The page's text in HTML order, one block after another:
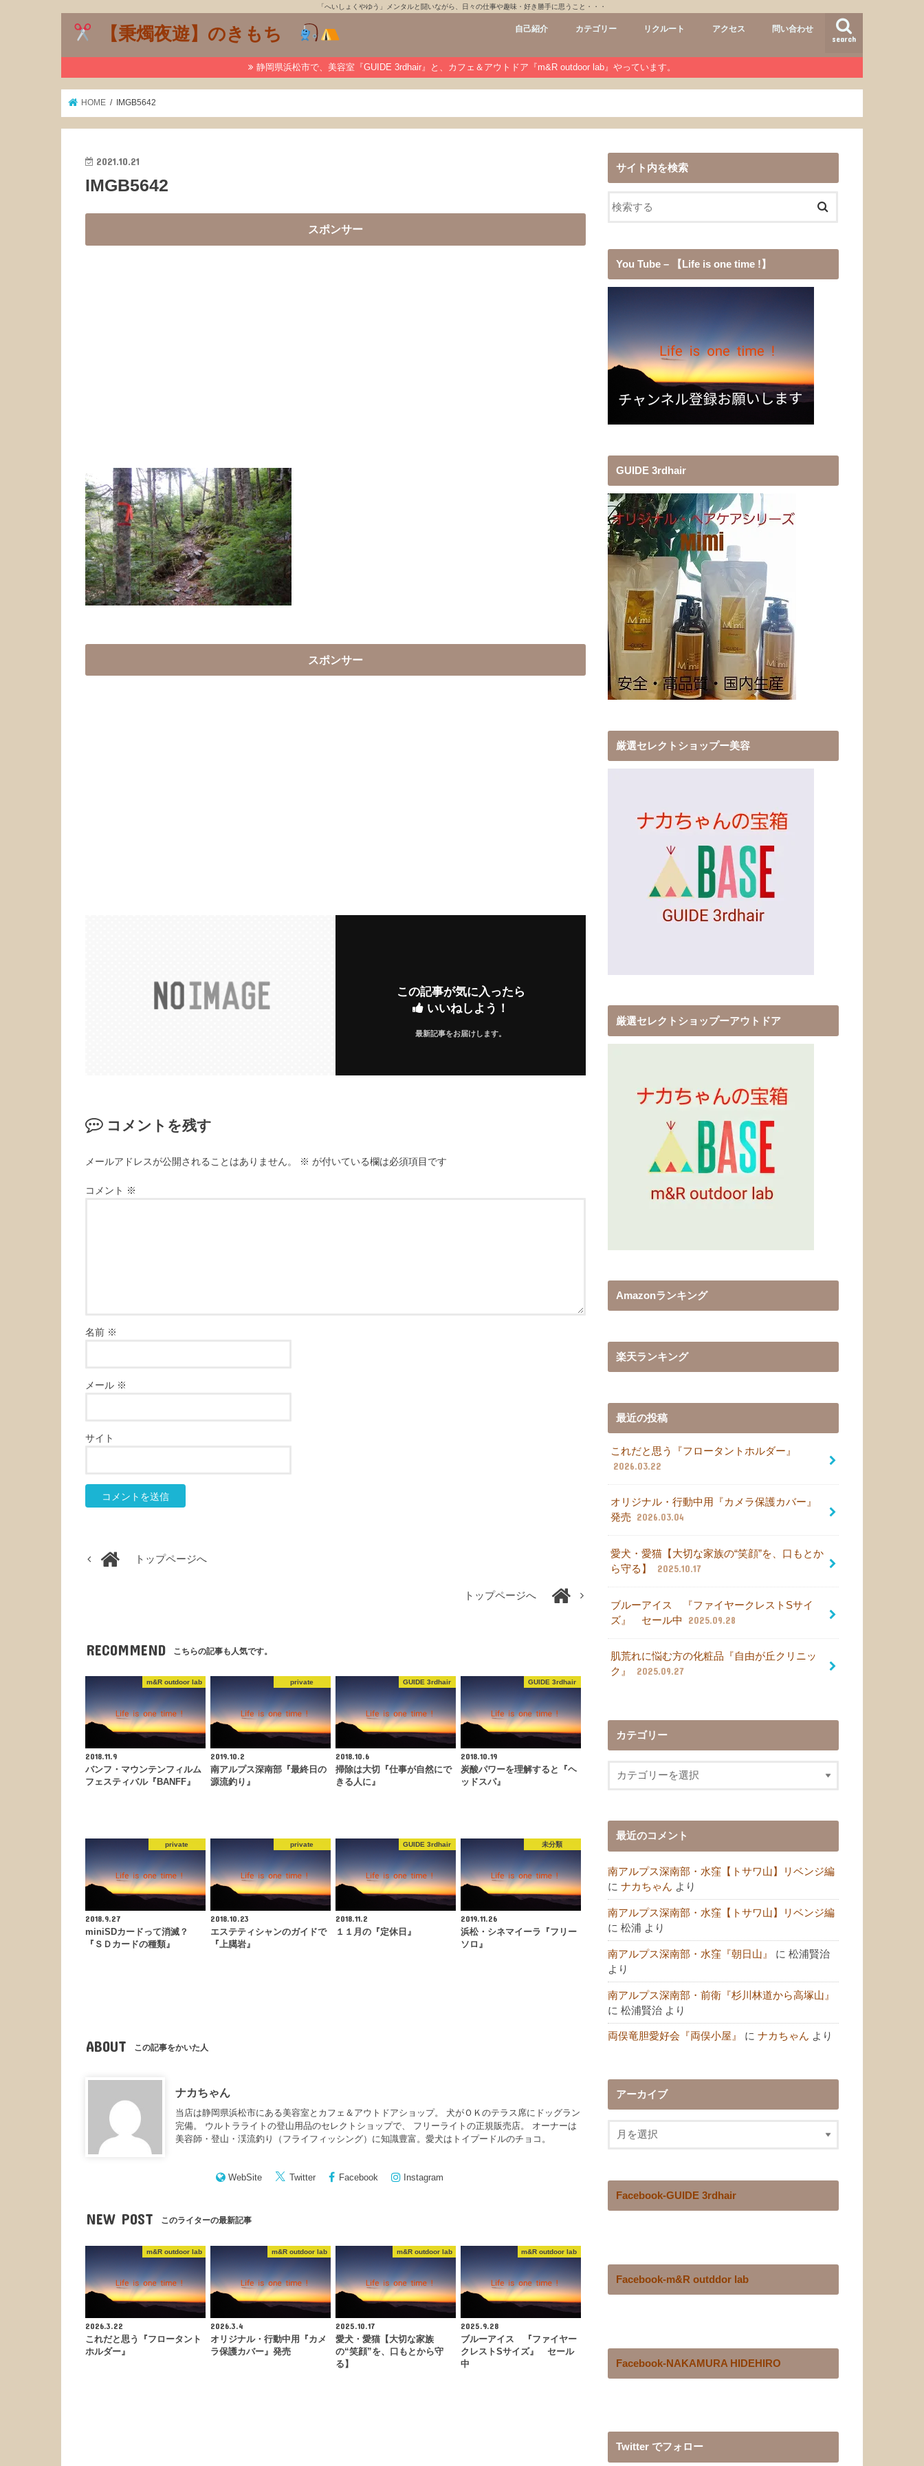
「へいしょくやゆう」メンタルと闘いながら、日々の仕事や趣味・好き勝手に思うこと・・・
【秉燭夜遊】のきもち search
自己紹介 カテゴリー
GUIDE 3rdhair おすすめメニュー
ヘアースタイル
商品
m&R outdoor lab ワンコ
道具
private 愛犬チョコ
渓流釣り
登山
未分類
リクルート アクセス 問い合わせ
静岡県浜松市で、美容室『GUIDE 3rdhair』と、カフェ＆アウトドア『m&R outdoor lab』やっています。
HOME IMGB5642
2021.10.21
IMGB5642
スポンサー
スポンサー
この記事が気に入ったら
いいねしよう！
最新記事をお届けします。
コメントを残す
メールアドレスが公開されることはありません。 ※ が付いている欄は必須項目です
コメント ※
名前 ※
メール ※
サイト
トップページへ
トップページへ
RECOMMEND こちらの記事も人気です。
m&R outdoor lab
2018.11.9
バンフ・マウンテンフィルム
フェスティバル『BANFF』
private
2019.10.2
南アルプス深南部『最終日の
源流釣り』
GUIDE 3rdhair
2018.10.6
掃除は大切『仕事が自然にで
きる人に』
GUIDE 3rdhair
2018.10.19
炭酸パワーを理解すると『ヘ
ッドスパ』
private
2018.9.27
miniSDカードって消滅？
『ＳＤカードの種類』
private
2018.10.23
エステティシャンのガイドで
『上臈岩』
GUIDE 3rdhair
2018.11.2
１１月の『定休日』
未分類
2019.11.26
浜松・シネマイーラ『フリー
ソロ』
ABOUT この記事をかいた人
ナカちゃん
当店は静岡県浜松市にある美容室とカフェ＆アウトドアショップ。 犬がＯＫのテラス席にドッグラン
完備。 ウルトラライトの登山用品のセレクトショップで、 フリーライトの正規販売店。 オーナーは
美容師・登山・渓流釣り（フライフィッシング）に知識豊富。愛犬はトイプードルのチョコ。
WebSite Twitter Facebook Instagram
NEW POST このライターの最新記事
m&R outdoor lab
2026.3.22
これだと思う『フロータント
ホルダー』
m&R outdoor lab
2026.3.4
オリジナル・行動中用『カメ
ラ保護カバー』発売
m&R outdoor lab
2025.10.17
愛犬・愛猫【大切な家族
の“笑顔”を、口もとから守
る】
m&R outdoor lab
2025.9.28
ブルーアイス 『ファイヤー
クレストSサイズ』 セール
中
サイト内を検索
You Tube – 【Life is one time !】
GUIDE 3rdhair
厳選セレクトショップー美容
厳選セレクトショップーアウトドア
Amazonランキング
楽天ランキング
最近の投稿
これだと思う『フロータントホルダー』
2026.03.22
オリジナル・行動中用『カメラ保護カバー』
発売
2026.03.04
愛犬・愛猫【大切な家族の“笑顔”を、口もとか
ら守る】
2025.10.17
ブルーアイス 『ファイヤークレストSサイ
ズ』 セール中
2025.09.28
肌荒れに悩む方の化粧品『自由が丘クリニッ
ク』
2025.09.27
カテゴリー
最近のコメント
南アルプス深南部・水窪【トサワ山】リベンジ編
に ナカちゃん より
南アルプス深南部・水窪【トサワ山】リベンジ編
に 松浦 より
南アルプス深南部・水窪『朝日山』 に 松浦賢治
より
南アルプス深南部・前衛『杉川林道から高塚山』
に 松浦賢治 より
両俣竜胆愛好会『両俣小屋』 に ナカちゃん より
アーカイブ
Facebook-GUIDE 3rdhair
Facebook-m&R outddor lab
Facebook-NAKAMURA HIDEHIRO
Twitter でフォロー